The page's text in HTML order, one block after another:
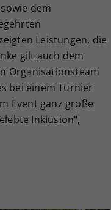
dem
Leistungen, die
gilt auch dem
Organisationsteam
bei einem Turnier
Event ganz große
Inklusion",